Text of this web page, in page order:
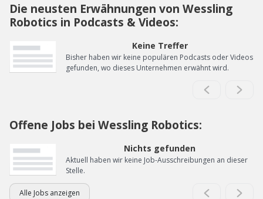
Die neusten Erwähnungen von Wessling
Robotics in Podcasts & Videos:
Keine Treffer
Bisher haben wir keine populären Podcasts oder Videos
gefunden, wo dieses Unternehmen erwähnt wird.
Offene Jobs bei Wessling Robotics:
Nichts gefunden
Aktuell haben wir keine Job-Ausschreibungen an dieser
Stelle.
Alle Jobs anzeigen